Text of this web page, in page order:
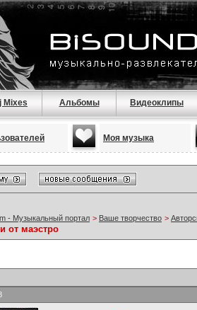
Mixes Альбомы Видеоклипы
Моя музыка
- Музыкальный портал > Ваше творчество >
от маэстро